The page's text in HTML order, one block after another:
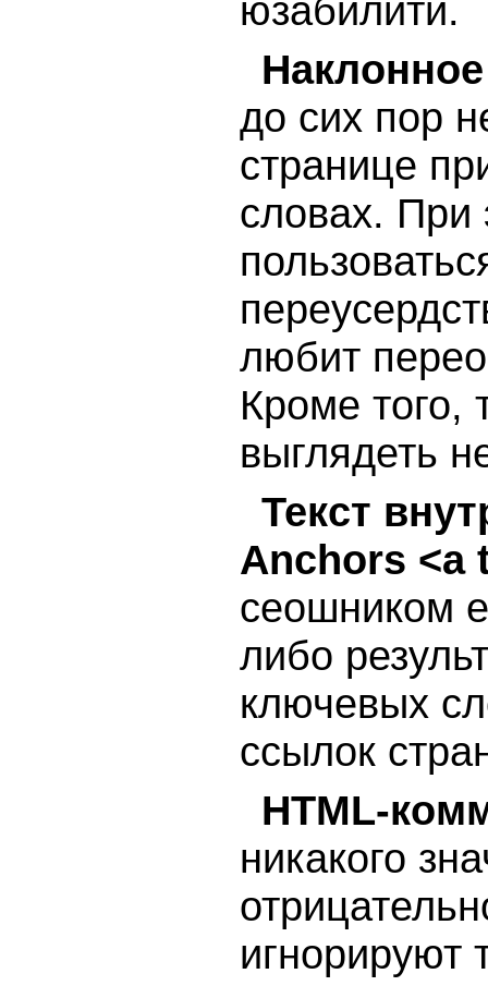
юзабилити.
до сих пор
странице
словах. При
любит
Кроме того,
выглядеть
Текст
Anchors <a
сеошником
либо
ключевых
ссылок
HTML-
никакого
игнорируют